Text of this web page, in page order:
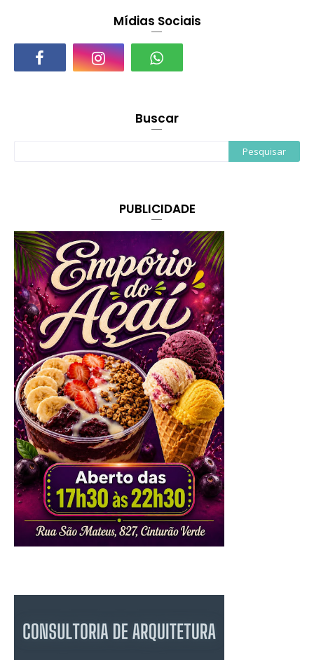
Mídias Sociais
Buscar
PUBLICIDADE